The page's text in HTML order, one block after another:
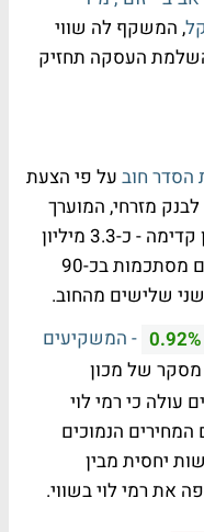
, המשקף לה שווי
עם השלמת העסקה תחזיק
הסדר חוב על פי הצעת
מזרחי, המוערך
בכ-27 מיליון שקל, ואת החובות בדין קדימה - כ-3.3 מיליון
שקל. לנושים הכלליים, שתביעותיהם מסתכמות בכ-90
שלישים מהחוב.
0.92% - המשקיעים
מסקר של מכון
עולה כי רמי לוי
המחירים הנמוכים
יחסית מבין
את רמי לוי בשווי.